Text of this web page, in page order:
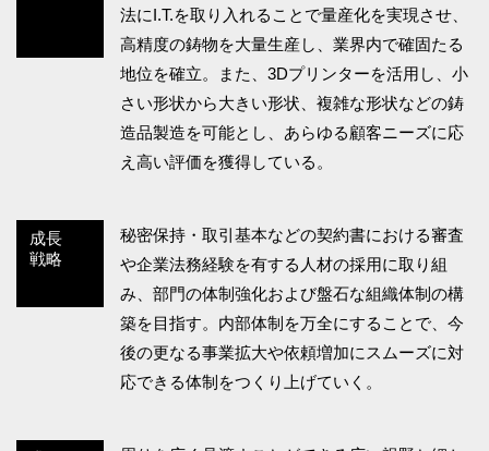
法にI.T.を取り入れることで量産化を実現させ、
高精度の鋳物を大量生産し、業界内で確固たる
地位を確立。また、3Dプリンターを活用し、小
さい形状から大きい形状、複雑な形状などの鋳
造品製造を可能とし、あらゆる顧客ニーズに応
え高い評価を獲得している。
成長
戦略
秘密保持・取引基本などの契約書における審査
や企業法務経験を有する人材の採用に取り組
み、部門の体制強化および盤石な組織体制の構
築を目指す。内部体制を万全にすることで、今
後の更なる事業拡大や依頼増加にスムーズに対
応できる体制をつくり上げていく。